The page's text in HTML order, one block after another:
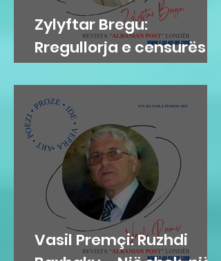
Zylyftar Bregu:
Rregullorja e censurës
në Gjykatën e Posaçme
Vasil Premçi: Ruzhdi